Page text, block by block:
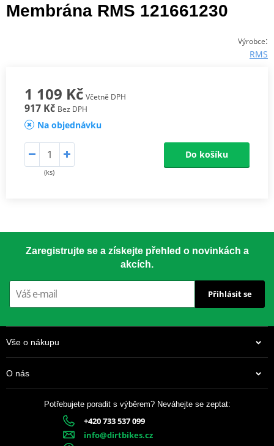
Membrána RMS 121661230
Výrobce:
RMS
1 109 Kč Včetně DPH
917 Kč Bez DPH
Na objednávku
(ks)
Do košíku
Zaregistrujte se a získejte přehled o novinkách a
akcích.
Přihlásit se
Vše o nákupu
O nás
Potřebujete poradit s výběrem? Neváhejte se zeptat:
+420 733 537 099
info@dirtbikes.cz